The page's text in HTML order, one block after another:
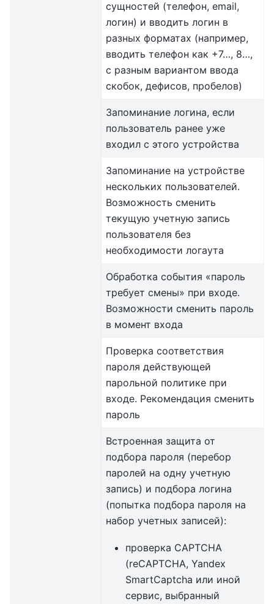
сущностей (телефон, email,
логин) и вводить логин в
разных форматах (например,
вводить телефон как +7…, 8…,
с разным вариантом ввода
скобок, дефисов, пробелов)
Запоминание логина, если
пользователь ранее уже
входил с этого устройства
Запоминание на устройстве
нескольких пользователей.
Возможность сменить
текущую учетную запись
пользователя без
необходимости логаута
Обработка события «пароль
требует смены» при входе.
Возможности сменить пароль
в момент входа
Проверка соответствия
пароля действующей
парольной политике при
входе. Рекомендация сменить
пароль
Встроенная защита от
подбора пароля (перебор
паролей на одну учетную
запись) и подбора логина
(попытка подбора пароля на
набор учетных записей):
проверка CAPTCHA
(reCAPTCHA, Yandex
SmartCaptcha или иной
сервис, выбранный